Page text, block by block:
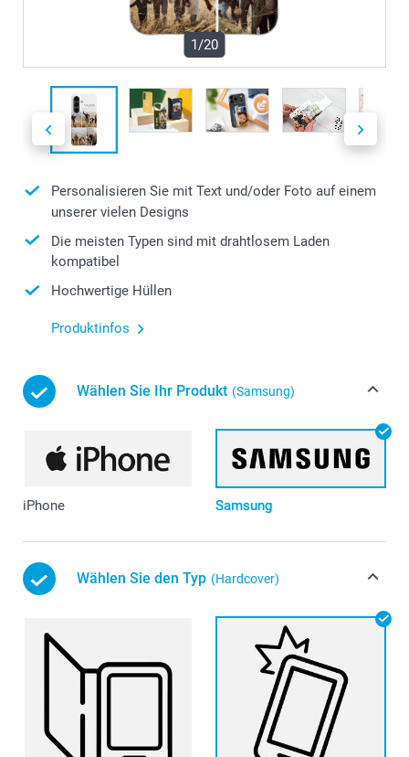
1/20
Personalisieren Sie mit Text und/oder Foto auf einem
unserer vielen Designs
Die meisten Typen sind mit drahtlosem Laden
kompatibel
Hochwertige Hüllen
Produktinfos
Wählen Sie Ihr Produkt (Samsung)
iPhone Samsung
Wählen Sie den Typ (Hardcover)